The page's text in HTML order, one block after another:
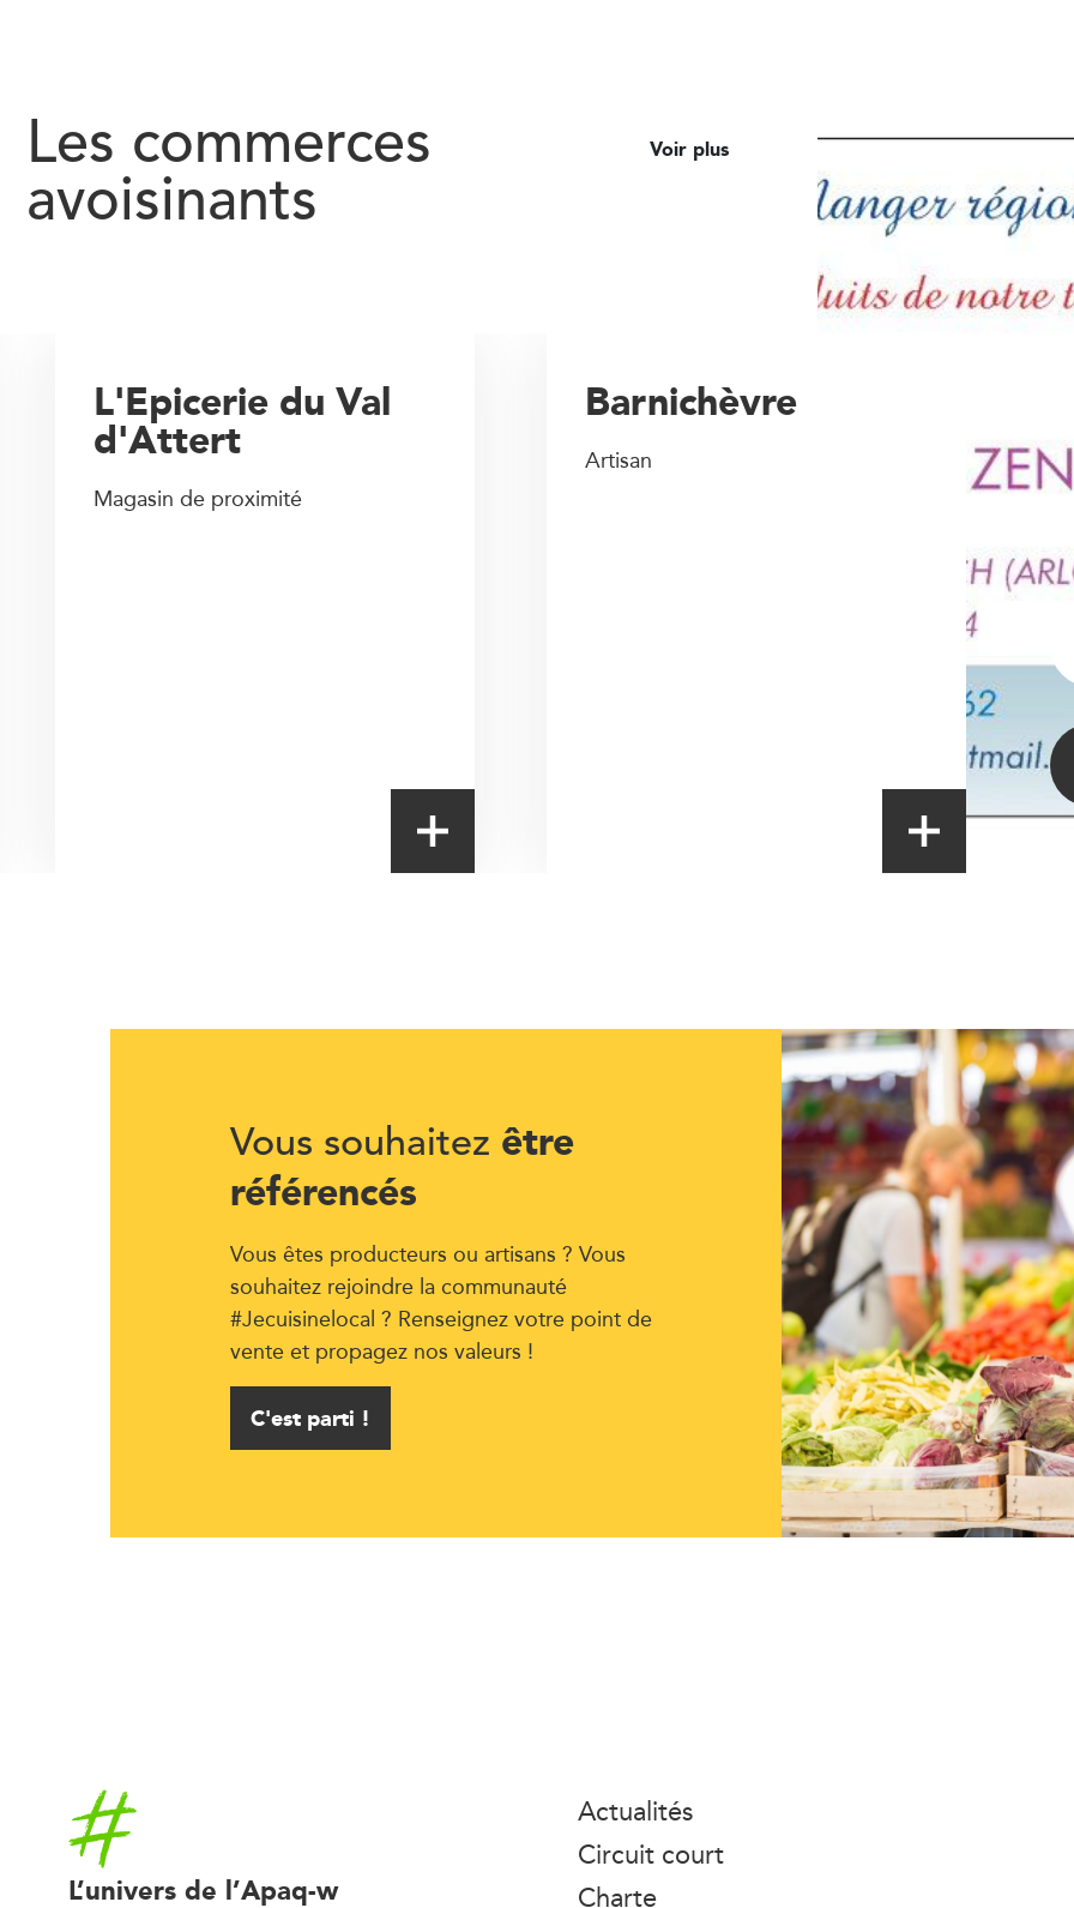
Les commerces
avoisinants
Voir plus
Barnichèvre
Artisan
L'Epicerie du Val
d'Attert
Magasin de proximité
Vous souhaitez être
référencés
Vous êtes producteurs ou artisans ? Vous
souhaitez rejoindre la communauté
#Jecuisinelocal ? Renseignez votre point de
vente et propagez nos valeurs !
C'est parti !
Accueil
L’univers de l’Apaq-w
Actualités
Circuit court
Charte